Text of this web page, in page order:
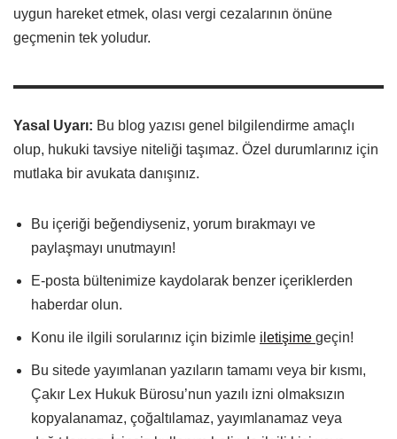
uygun hareket etmek, olası vergi cezalarının önüne
geçmenin tek yoludur.
Yasal Uyarı: Bu blog yazısı genel bilgilendirme amaçlı
olup, hukuki tavsiye niteliği taşımaz. Özel durumlarınız için
mutlaka bir avukata danışınız.
Bu içeriği beğendiyseniz, yorum bırakmayı ve
paylaşmayı unutmayın!
E-posta bültenimize kaydolarak benzer içeriklerden
haberdar olun.
Konu ile ilgili sorularınız için bizimle iletişime geçin!
Bu sitede yayımlanan yazıların tamamı veya bir kısmı,
Çakır Lex Hukuk Bürosu’nun yazılı izni olmaksızın
kopyalanamaz, çoğaltılamaz, yayımlanamaz veya